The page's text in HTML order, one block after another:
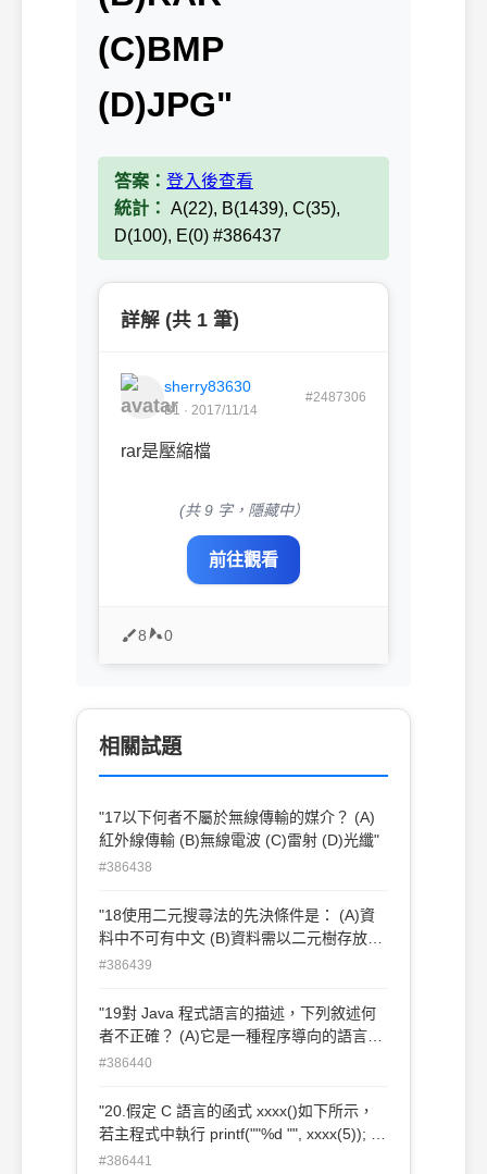
(C)BMP
(D)JPG"
答案： 登入後查看
統計： A(22), B(1439), C(35),
D(100), E(0) #386437
詳解 (共 1 筆)
sherry83630
B1 · 2017/11/14
#2487306
rar是壓縮檔
(共 9 字，隱藏中）
前往觀看
8 0
相關試題
"17以下何者不屬於無線傳輸的媒介？ (A)
紅外線傳輸 (B)無線電波 (C)雷射 (D)光纖"
#386438
"18使用二元搜尋法的先決條件是： (A)資
料中不可有中文 (B)資料需以二元樹存放
(C)資料需先經過排序 (D)資料筆數需為偶
#386439
"19對 Java 程式語言的描述，下列敘述何
者不正確？ (A)它是一種程序導向的語言
(B)它是一種物件導向的語言 (C)可攜性高
#386440
"20.假定 C 語言的函式 xxxx()如下所示，
若主程式中執行 printf(""%d "", xxxx(5)); 則
螢幕畫面會顯示那個值int xxxx(int n){ if
#386441